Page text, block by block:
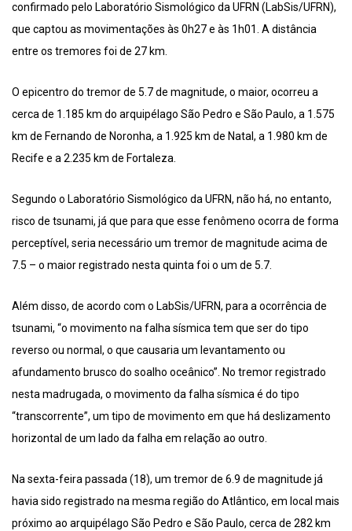
confirmado pelo Laboratório Sismológico da UFRN (LabSis/UFRN),
que captou as movimentações às 0h27 e às 1h01. A distância
entre os tremores foi de 27 km.
O epicentro do tremor de 5.7 de magnitude, o maior, ocorreu a
cerca de 1.185 km do arquipélago São Pedro e São Paulo, a 1.575
km de Fernando de Noronha, a 1.925 km de Natal, a 1.980 km de
Recife e a 2.235 km de Fortaleza.
Segundo o Laboratório Sismológico da UFRN, não há, no entanto,
risco de tsunami, já que para que esse fenômeno ocorra de forma
perceptível, seria necessário um tremor de magnitude acima de
7.5 – o maior registrado nesta quinta foi o um de 5.7.
Além disso, de acordo com o LabSis/UFRN, para a ocorrência de
tsunami, “o movimento na falha sísmica tem que ser do tipo
reverso ou normal, o que causaria um levantamento ou
afundamento brusco do soalho oceânico”. No tremor registrado
nesta madrugada, o movimento da falha sísmica é do tipo
“transcorrente”, um tipo de movimento em que há deslizamento
horizontal de um lado da falha em relação ao outro.
Na sexta-feira passada (18), um tremor de 6.9 de magnitude já
havia sido registrado na mesma região do Atlântico, em local mais
próximo ao arquipélago São Pedro e São Paulo, cerca de 282 km